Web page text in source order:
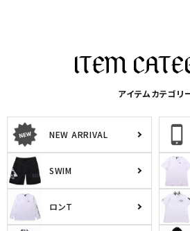
アイテムカテゴリ
NEW ARRIVAL
SWIM
ロンT